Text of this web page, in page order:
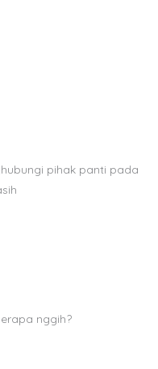
pihak panti pada
nggih?